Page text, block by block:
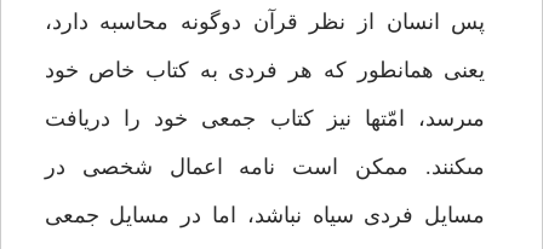
پس انسان از نظر قرآن دوگونه محاسبه دارد،
يعنى همانطور كه هر فردى به كتاب خاص خود
مى‏رسد، امّت‏ها نيز كتاب جمعى خود را دريافت
مى‏كنند. ممكن است نامه اعمال شخصى در
مسايل فردى سياه نباشد، اما در مسايل جمعى